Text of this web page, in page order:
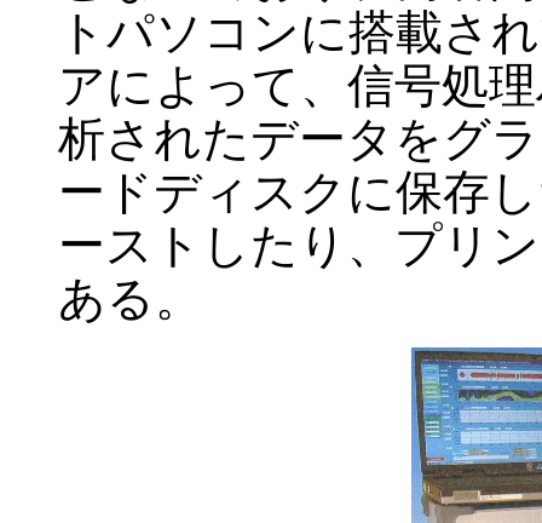
トパソコンに搭載さ
アによって、信号処
析されたデータをグ
ードディスクに保存
ーストしたり、プリ
ある。